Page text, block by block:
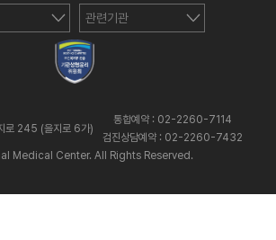
로 245 (을지로 6가)
통합예약 : 02-2260-7114
검진상담예약 : 02-2260-7432
Medical Center. All Rights Reserved.
관련기관